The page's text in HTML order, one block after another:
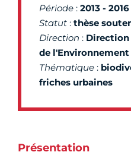
Période : 2013 - 2016
Statut : thèse
Direction : Direction
de l'Environnement
Thématique :
friches urbaines
Présentation